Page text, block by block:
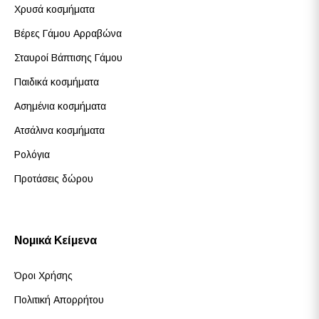
Χρυσά κοσμήματα
Βέρες Γάμου Αρραβώνα
Σταυροί Βάπτισης Γάμου
Παιδικά κοσμήματα
Ασημένια κοσμήματα
Ατσάλινα κοσμήματα
Ρολόγια
Προτάσεις δώρου
Νομικά Κείμενα
Όροι Χρήσης
Πολιτική Απορρήτου